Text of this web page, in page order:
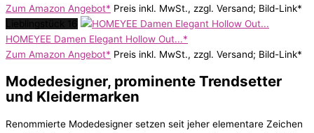
Zum Amazon Angebot* Preis inkl. MwSt., zzgl. Versand; Bild-Link*
HOMEYEE Damen Elegant Hollow Out...*
Zum Amazon Angebot* Preis inkl. MwSt., zzgl. Versand; Bild-Link*
Modedesigner, prominente Trendsetter
und Kleidermarken
Renommierte Modedesigner setzen seit jeher elementare Zeichen